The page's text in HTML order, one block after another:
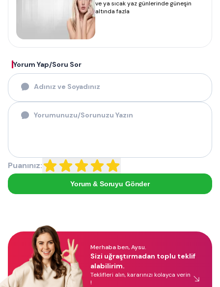
ve ya sıcak yaz günlerinde güneşin
altında fazla
Yorum Yap/Soru Sor
Puanınız:
Yorum & Soruyu Gönder
Merhaba ben, Aysu.
Sizi uğraştırmadan toplu teklif
alabilirim.
Teklifleri alın, kararınızı kolayca verin
!